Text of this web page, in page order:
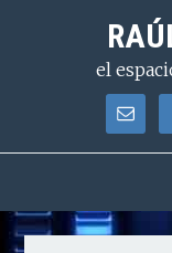
contenidoel